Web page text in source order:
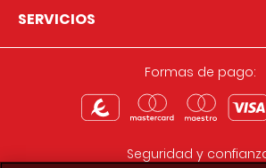
SERVICIOS
Formas de pago:
Seguridad y